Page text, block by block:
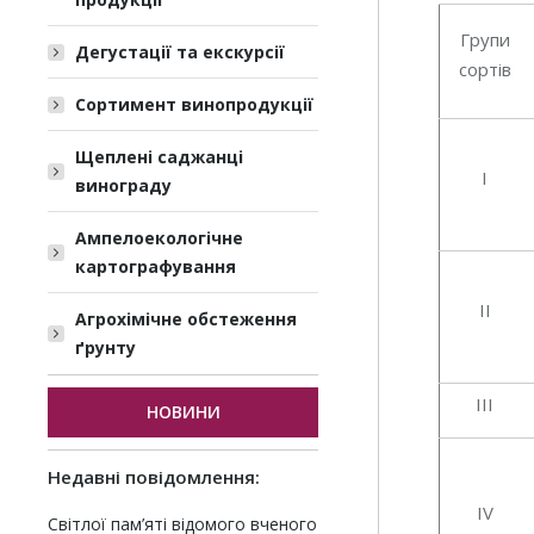
Групи
сортів
І
ІІ
ІІІ
ІV
Дегустації та екскурсії
Сортимент винопродукції
Щеплені саджанці
винограду
Ампелоекологічне
картографування
Агрохімічне обстеження
ґрунту
НОВИНИ
Недавні повідомлення:
Світлої пам’яті відомого вченого